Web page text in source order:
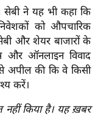
सेबी ने यह भी कहा कि
को औपचारिक
और शेयर बाजारों के
और ऑनलाइन विवाद
अपील की कि वे किसी
करें।
नहीं किया है। यह ख़बर